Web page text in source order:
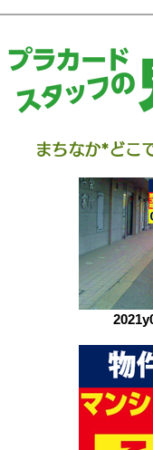
まちなか*どこ